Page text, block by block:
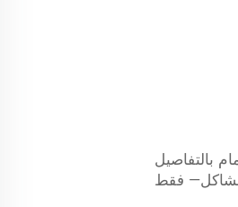
بالتفاصيل
مشاكل— فقط